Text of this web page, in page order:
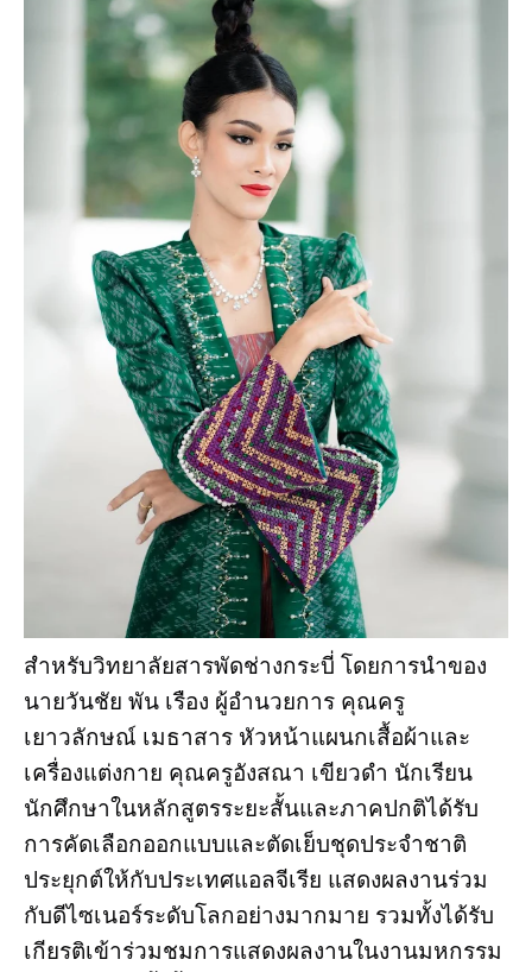
สำหรับวิทยาลัยสารพัดช่างกระบี่ โดยการนำของ
นายวันชัย พัน เรือง ผู้อำนวยการ คุณครู
เยาวลักษณ์ เมธาสาร หัวหน้าแผนกเสื้อผ้าและ
เครื่องแต่งกาย คุณครูอังสณา เขียวดำ นักเรียน
นักศึกษาในหลักสูตรระยะสั้นและภาคปกติได้รับ
การคัดเลือกออกแบบและตัดเย็บชุดประจำชาติ
ประยุกต์ให้กับประเทศแอลจีเรีย แสดงผลงานร่วม
กับดีไซเนอร์ระดับโลกอย่างมากมาย รวมทั้งได้รับ
เกียรติเข้าร่วมชมการแสดงผลงานในงานมหกรรม